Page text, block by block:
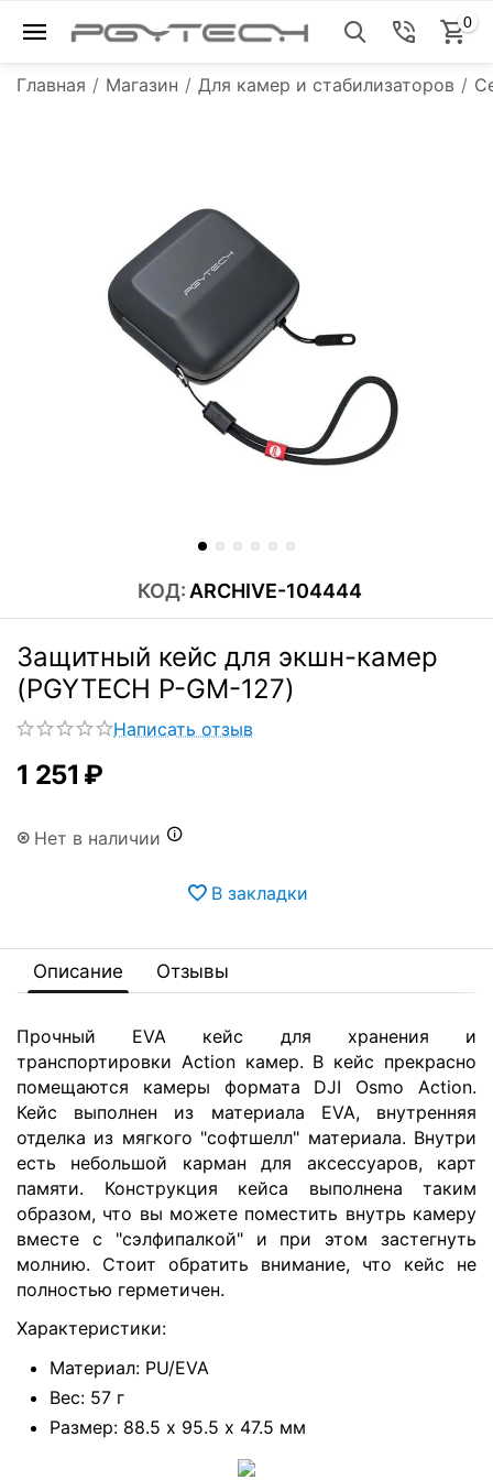
0
Главная / Магазин / Для камер и стабилизаторов /
КОД: ARCHIVE-104444
Защитный кейс для экшн-камер
(PGYTECH P-GM-127)
Написать отзыв
1 251 ₽
Нет в наличии
В закладки
Описание Отзывы
Прочный EVA кейс для хранения и
транспортировки Action камер. В кейс прекрасно
помещаются камеры формата DJI Osmo Action.
Кейс выполнен из материала EVA, внутренняя
отделка из мягкого "софтшелл" материала. Внутри
есть небольшой карман для аксессуаров, карт
памяти. Конструкция кейса выполнена таким
образом, что вы можете поместить внутрь камеру
вместе с "сэлфипалкой" и при этом застегнуть
молнию. Стоит обратить внимание, что кейс не
полностью герметичен.
Характеристики:
Материал: PU/EVA
Вес: 57 г
Размер: 88.5 х 95.5 х 47.5 мм